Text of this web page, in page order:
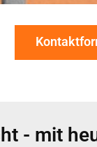
- mit